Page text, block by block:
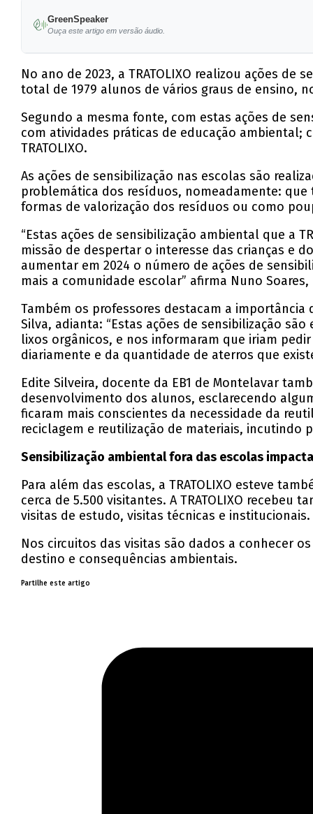
GreenSpeaker
Ouça este artigo em versão áudio.
No ano de 2023, a TRATOLIXO realizou ações
total de 1979 alunos de vários graus de ensino,
Segundo a mesma fonte, com estas ações de
com atividades práticas de educação ambiental;
TRATOLIXO.
As ações de sensibilização nas escolas são
problemática dos resíduos, nomeadamente: que
formas de valorização dos resíduos ou como
“Estas ações de sensibilização ambiental que a
missão de despertar o interesse das crianças e
aumentar em 2024 o número de ações de
mais a comunidade escolar” afirma Nuno
Também os professores destacam a importância
Silva, adianta: “Estas ações de sensibilização
lixos orgânicos, e nos informaram que iriam
diariamente e da quantidade de aterros que
Edite Silveira, docente da EB1 de Montelavar
desenvolvimento dos alunos, esclarecendo
ficaram mais conscientes da necessidade da
reciclagem e reutilização de materiais, incutindo
Sensibilização ambiental fora das escolas
Para além das escolas, a TRATOLIXO esteve
cerca de 5.500 visitantes. A TRATOLIXO recebeu
visitas de estudo, visitas técnicas e institucionais.
Nos circuitos das visitas são dados a conhecer
destino e consequências ambientais.
Partilhe este artigo